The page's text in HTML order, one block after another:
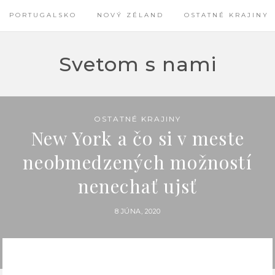
PORTUGALSKO NOVÝ ZÉLAND OSTATNÉ KRAJINY
Svetom s nami
New York a čo si v meste
neobmedzených možností
nenechať ujsť
OSTATNÉ KRAJINY
8 JÚNA, 2020